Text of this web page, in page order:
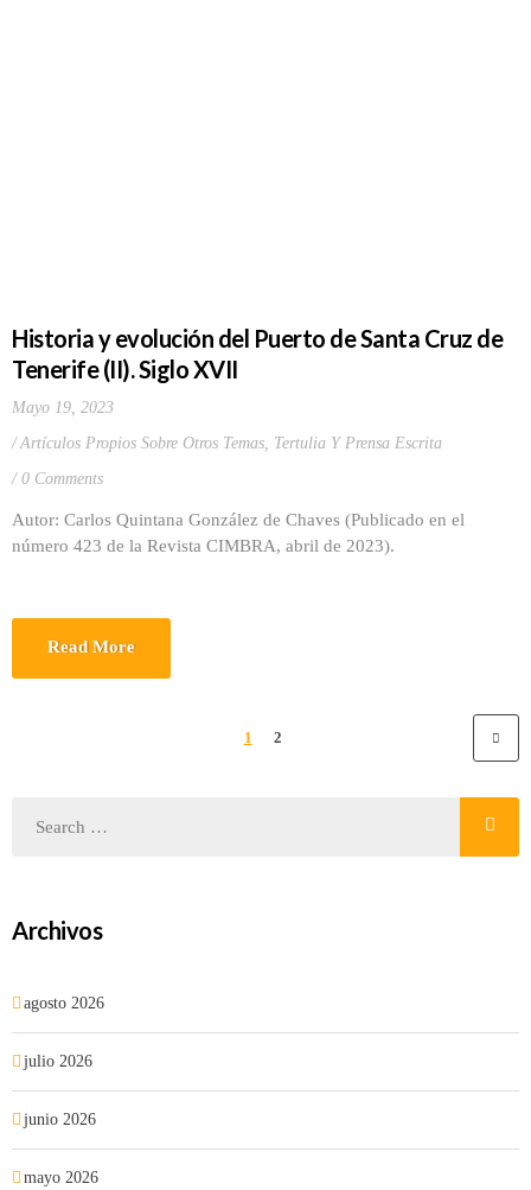
Historia y evolución del Puerto de Santa Cruz de
Tenerife (II). Siglo XVII
Mayo 19, 2023
Artículos Propios Sobre Otros Temas, Tertulia Y Prensa Escrita
0 Comments
Autor: Carlos Quintana González de Chaves (Publicado en el
número 423 de la Revista CIMBRA, abril de 2023).
Read More
1 2
Archivos
agosto 2026
julio 2026
junio 2026
mayo 2026